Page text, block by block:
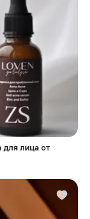
лица от